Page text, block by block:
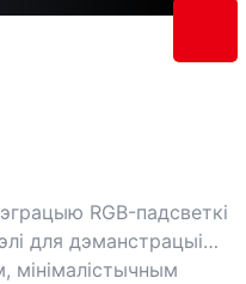
RGB-падсветкі
для дэманстрацыі
мінімалістычным